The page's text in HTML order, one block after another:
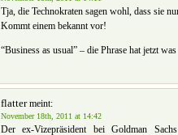
Tja, die Technokraten sagen wohl, dass sie
Kommt einem bekannt vor!
“Business as usual” – die Phrase hat jetzt
flattermeint:
November 18th, 2011 at 14:42
Der ex-Vizepräsident bei Goldman